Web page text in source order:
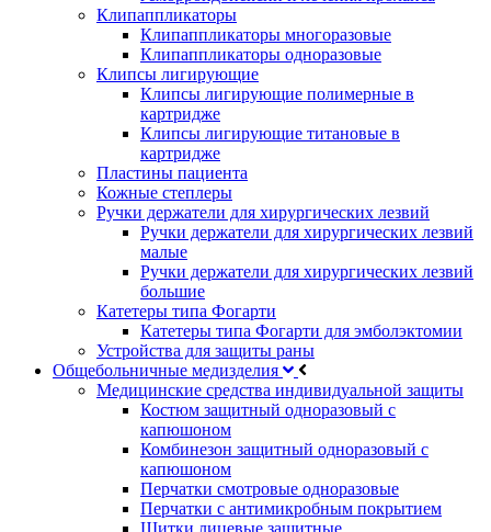
Клипаппликаторы
Клипаппликаторы многоразовые
Клипаппликаторы одноразовые
Клипсы лигирующие
Клипсы лигирующие полимерные в
картридже
Клипсы лигирующие титановые в
картридже
Пластины пациента
Кожные степлеры
Ручки держатели для хирургических лезвий
Ручки держатели для хирургических лезвий
малые
Ручки держатели для хирургических лезвий
большие
Катетеры типа Фогарти
Катетеры типа Фогарти для эмболэктомии
Устройства для защиты раны
Общебольничные медизделия
Медицинские средства индивидуальной защиты
Костюм защитный одноразовый с
капюшоном
Комбинезон защитный одноразовый с
капюшоном
Перчатки смотровые одноразовые
Перчатки с антимикробным покрытием
Щитки лицевые защитные